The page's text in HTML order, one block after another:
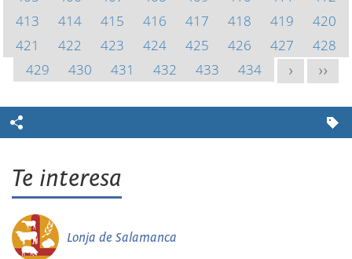
413
414 415 416 417 418 419
420
421
422 423 424 425 426 427
428
429
430 431 432 433 434 > >>
Te interesa
Lonja de Salamanca